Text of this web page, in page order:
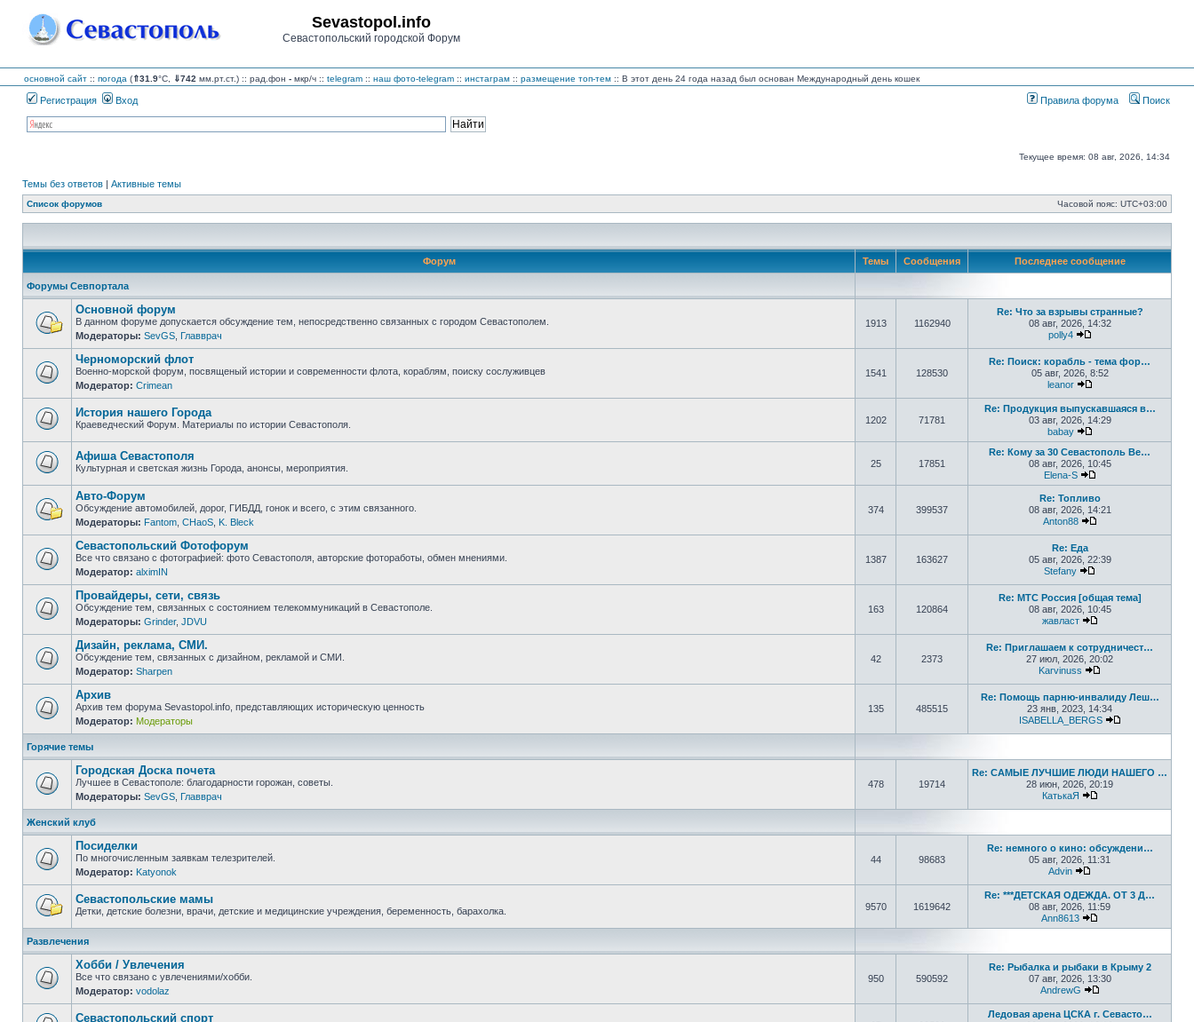
Sevastopol.info
Севастопольский городской Форум
основной сайт :: погода (⇑31.9°C, ⇓742 мм.рт.ст.) :: рад.фон - мкр/ч :: telegram :: наш фото-telegram :: инстаграм :: размещение топ-тем :: В этот день 24 года назад был основан Международный день кошек
Регистрация Вход Правила форума Поиск
Текущее время: 08 авг, 2026, 14:34
Темы без ответов | Активные темы
Список форумов Часовой пояс: UTC+03:00
Форум Темы Сообщения Последнее сообщение
Форумы Севпортала
Нет
непрочитанных
сообщений
Основной форум
В данном форуме допускается обсуждение тем, непосредственно связанных с городом Севастополем.
Модераторы: SevGS Главврач
1913 1162940
Re: Что за взрывы странные?
08 авг, 2026, 14:32
polly4
Нет
непрочитанных
сообщений
Черноморский флот
Военно-морской форум, посвященый истории и современности флота, кораблям, поиску сослуживцев
Модератор: Crimean
1541 128530
Re: Поиск: корабль - тема фор…
05 авг, 2026, 8:52
leanor
непрочитанных
сообщений
История нашего Города
Краеведческий Форум. Материалы по истории Севастополя. 1202 71781
Re: Продукция выпускавшаяся в…
03 авг, 2026, 14:29
babay
Перейти к
непрочитанных
сообщений
Афиша Севастополя
Культурная и светская жизнь Города, анонсы, мероприятия. 25 17851
Re: Кому за 30 Севастополь Ве…
08 авг, 2026, 10:45
Elena-S
Перейти к
Нет
непрочитанных
сообщений
Авто-Форум
Обсуждение автомобилей, дорог, ГИБДД, гонок и всего, с этим связанного.
Модераторы: Fantom CHaoS K. Bleck
374 399537
Re: Топливо
08 авг, 2026, 14:21
Anton88
Нет
непрочитанных
сообщений
Севастопольский Фотофорум
Все что связано с фотографией: фото Севастополя, авторские фотоработы, обмен мнениями.
Модератор: alximIN
1387 163627
Re: Еда
05 авг, 2026, 22:39
Stefany
Нет
непрочитанных
сообщений
Провайдеры, сети, связь
Обсуждение тем, связанных с состоянием телекоммуникаций в Севастополе.
Модераторы: Grinder, JDVU
163 120864
Re: МТС Россия [общая тема]
08 авг, 2026, 10:45
жавласт
Нет
непрочитанных
сообщений
Дизайн, реклама, СМИ.
Обсуждение тем, связанных с дизайном, рекламой и СМИ.
Модератор: Sharpen
42 2373
Re: Приглашаем к сотрудничест…
27 июл, 2026, 20:02
Karvinuss
Нет
непрочитанных
сообщений
Архив
Архив тем форума Sevastopol.info, представляющих историческую ценность
Модератор: Модераторы
135 485515
Re: Помощь парню-инвалиду Леш…
23 янв, 2023, 14:34
ISABELLA_BERGS
Горячие темы
Нет
непрочитанных
сообщений
Городская Доска почета
Лучшее в Севастополе: благодарности горожан, советы.
Модераторы: SevGS Главврач
478 19714
Re: САМЫЕ ЛУЧШИЕ ЛЮДИ НАШЕГО …
28 июн, 2026, 20:19
КатькаЯ
Женский клуб
Нет
непрочитанных
сообщений
Посиделки
По многочисленным заявкам телезрителей.
Модератор: Katyonok
44 98683
Re: немного о кино: обсуждени…
05 авг, 2026, 11:31
Advin
непрочитанных
сообщений
Севастопольские мамы
Детки, детские болезни, врачи, детские и медицинские учреждения, беременность, барахолка. 9570 1619642
Re: ***ДЕТСКАЯ ОДЕЖДА. ОТ 3 Д…
08 авг, 2026, 11:59
Ann8613
Перейти к
Развлечения
Нет
непрочитанных
сообщений
Хобби / Увлечения
Все что связано с увлечениями/хобби.
Модератор: vodolaz
950 590592
Re: Рыбалка и рыбаки в Крыму 2
07 авг, 2026, 13:30
AndrewG
Севастопольский спорт
Ледовая арена ЦСКА г. Севасто…